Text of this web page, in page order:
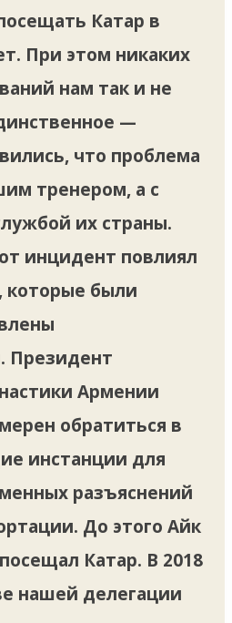
Катар в
При этом никаких
нам так и не
—
что проблема
тренером, а с
их страны.
инцидент повлиял
которые были
Президент
Армении
обратиться в
инстанции для
разъяснений
До этого Айк
Катар. В 2018
нашей делегации